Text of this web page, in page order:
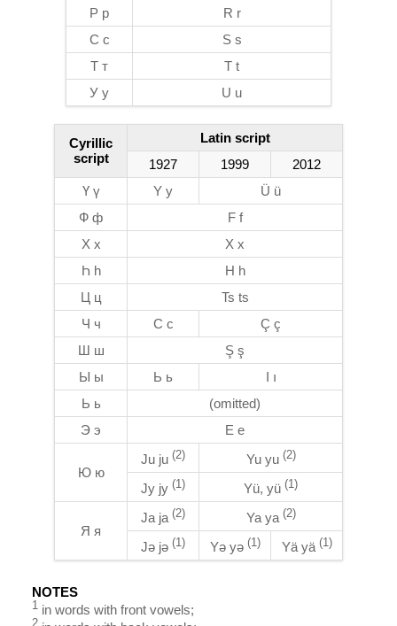
Р р
R r
С с
S s
Т т
T t
У у
U u
Cyrillic
script
Latin script
1927
1999
2012
Ү ү
Y y
Ü ü
Ф ф
F f
Х х
X x
Һ һ
H h
Ц ц
Ts ts
Ч ч
C c
Ç ç
Ш ш
Ş ş
Ы ы
Ь ь
I ı
Ь ь
(omitted)
Э э
E e
Ю ю
Ju ju (2) Yu yu (2)
Jy jy (1) Yü, yü (1)
Я я
Ja ja (2) Ya ya (2)
Jə jə (1) Yə yə (1) Yä yä (1)
NOTES
1in words with front vowels;
2